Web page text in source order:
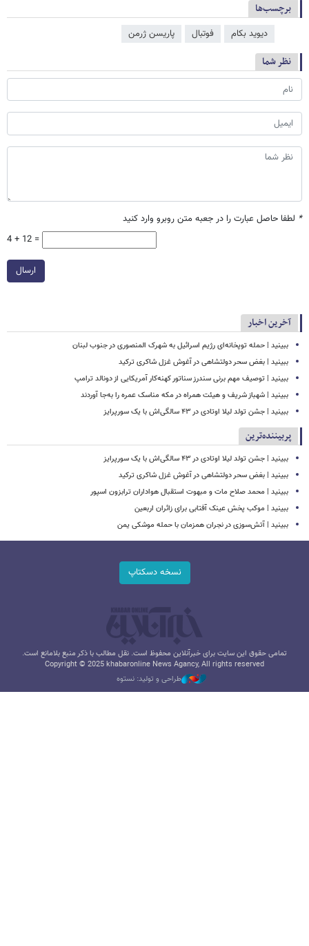
برچسب‌ها
دیوید بکام فوتبال پاریسن ژرمن
نظر شما
* لطفا حاصل عبارت را در جعبه متن روبرو وارد کنید
4 + 12 =
ارسال
آخرین اخبار
ببینید | حمله توپخانه‌ای رژیم اسرائیل به شهرک المنصوری در جنوب لبنان
ببینید | بغض سحر دولتشاهی در آغوش غزل شاکری ترکید
ببینید | توصیف مهم برنی سندرز سناتور کهنه‌کار آمریکایی از دونالد ترامپ
ببینید | شهباز شریف و هیئت همراه در مکه مناسک عمره را به‌جا آوردند
ببینید | جشن تولد لیلا اوتادی در ۴۳ سالگی‌اش با یک سورپرایز
پربیننده‌ترین
ببینید | جشن تولد لیلا اوتادی در ۴۳ سالگی‌اش با یک سورپرایز
ببینید | بغض سحر دولتشاهی در آغوش غزل شاکری ترکید
ببینید | محمد صلاح مات و مبهوت استقبال هواداران ترابزون اسپور
ببینید | موکب پخش عینک آفتابی برای زائران اربعین
ببینید | آتش‌سوزی در نجران همزمان با حمله موشکی یمن
نسخه دسکتاپ
تمامی حقوق این سایت برای خبرآنلاین محفوظ است. نقل مطالب با ذکر منبع بلامانع است.
Copyright © 2025 khabaronline News Agancy, All rights reserved
طراحی و تولید: نستوه